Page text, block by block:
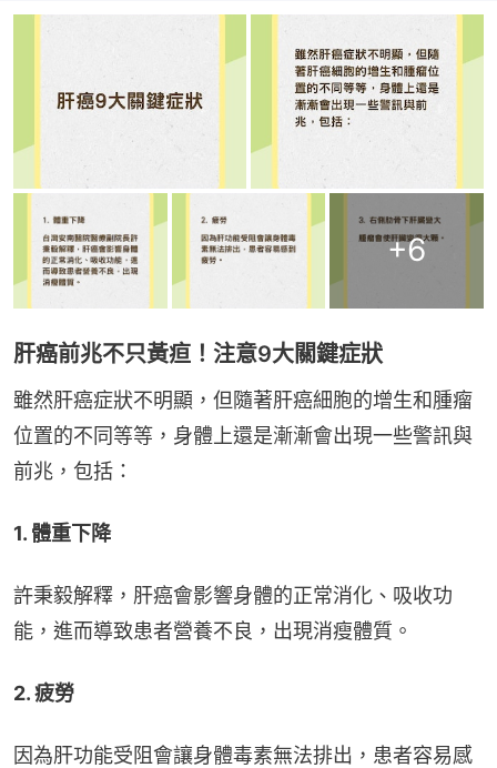
+6
肝癌前兆不只黃疸！注意9大關鍵症狀
雖然肝癌症狀不明顯，但隨著肝癌細胞的增生和腫瘤
位置的不同等等，身體上還是漸漸會出現一些警訊與
前兆，包括：
1. 體重下降
許秉毅解釋，肝癌會影響身體的正常消化、吸收功
能，進而導致患者營養不良，出現消瘦體質。
2. 疲勞
因為肝功能受阻會讓身體毒素無法排出，患者容易感